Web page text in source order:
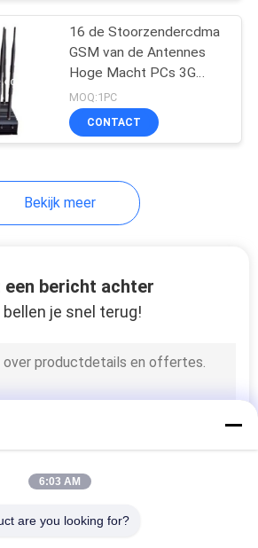
16 de Stoorzendercdma
GSM van de Antennes
Hoge Macht PCs 3G
WCDMA 4G LTE van DCS
PHS
MOQ:1PC
CONTACT
Bekijk meer
een bericht achter
bellen je snel terug!
6:03 AM
are you looking for?